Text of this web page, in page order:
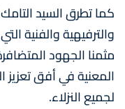
كما تطرق السيد
والترفيهية والفنية
مثمنا الجهود
المعنية في أفق تعزيز
لجميع النزلاء.